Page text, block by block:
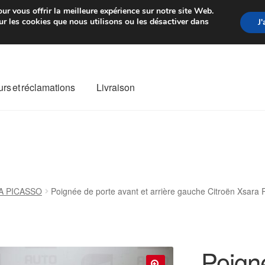
de 7 EUR Du lundi au
et réclamations Livraison
PICASSO Poignée de porte avant et arrière gauche Citroën Xsara
vous offrir la meilleure expérience sur notre site Web.
les cookies que nous utilisons ou les désactiver dans